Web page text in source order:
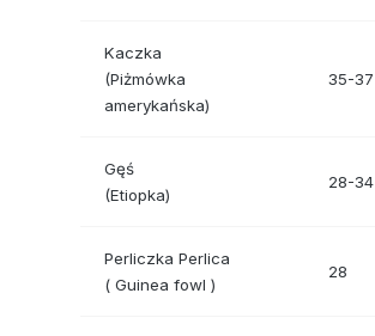
Kaczka
(Piżmówka
amerykańska)
35-37
Gęś
(Etiopka)
28-34
Perliczka Perlica
( Guinea fowl )
28